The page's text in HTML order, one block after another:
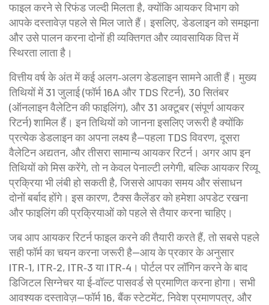
फाइल करने से रिफंड जल्दी मिलता है, क्योंकि आयकर विभाग को
आपके दस्तावेज़ पहले से मिल जाते हैं। इसलिए, डेडलाइन को समझना
और उसे पालन करना दोनों ही व्यक्तिगत और व्यावसायिक वित्त में
स्थिरता लाता है।
वित्तीय वर्ष के अंत में कई अलग‑अलग डेडलाइन सामने आती हैं। मुख्य
तिथियों में 31 जुलाई (फॉर्म 16A और TDS रिटर्न), 30 सितंबर
(ऑनलाइन वैलेटिन की फाइलिंग), और 31 अक्टूबर (संपूर्ण आयकर
रिटर्न) शामिल हैं। इन तिथियों को जानना इसलिए जरूरी है क्योंकि
प्रत्येक डेडलाइन का अपना लक्ष्य है—पहला TDS विवरण, दूसरा
वैलेटिन अद्यतन, और तीसरा सामान्य आयकर रिटर्न। अगर आप इन
तिथियों को मिस करेंगे, तो न केवल पेनाल्टी लगेगी, बल्कि आयकर रिव्यू
प्रक्रिया भी लंबी हो सकती है, जिससे आपका समय और संसाधन
दोनों बर्बाद होंगे। इस कारण, टैक्स कैलेंडर को हमेशा अपडेट रखना
और फाइलिंग की प्रक्रियाओं को पहले से तैयार करना चाहिए।
जब आप आयकर रिटर्न फाइल करने की तैयारी करते हैं, तो सबसे पहले
सही फॉर्म का चयन करना जरूरी है—आय के प्रकार के अनुसार
ITR‑1, ITR‑2, ITR‑3 या ITR‑4। पोर्टल पर लॉगिन करने के बाद
डिजिटल सिग्नेचर या ई‑वॉल्ट पासवर्ड से प्रमाणित करना होगा। सभी
आवश्यक दस्तावेज़—फॉर्म 16, बैंक स्टेटमेंट, निवेश प्रमाणपत्र, और